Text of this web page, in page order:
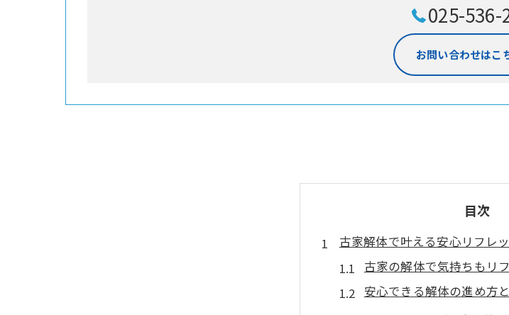
025-536-
お問い合わせはこ
目次
古家解体で叶える安心リフレ
古家の解体で気持ちもリ
安心できる解体の進め方